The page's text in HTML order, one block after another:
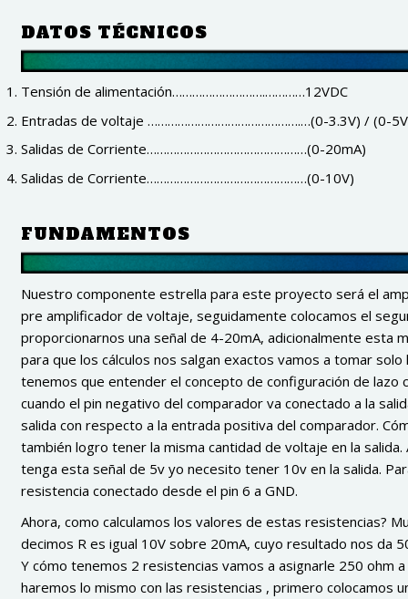
DATOS TÉCNICOS
Tensión de alimentación……………………….…………12VDC
Entradas de voltaje ……………………………………….…(0-3.3V) / (0-
Salidas de Corriente…………………………………………(0-20mA)
Salidas de Corriente…………………………………………(0-10V)
FUNDAMENTOS
Nuestro componente estrella para este proyecto será el
pre amplificador de voltaje, seguidamente colocamos el
proporcionarnos una señal de 4-20mA, adicionalmente esta
para que los cálculos nos salgan exactos vamos a tomar
tenemos que entender el concepto de configuración de
cuando el pin negativo del comparador va conectado a la
salida con respecto a la entrada positiva del comparador.
también logro tener la misma cantidad de voltaje en la
tenga esta señal de 5v yo necesito tener 10v en la salida.
resistencia conectado desde el pin 6 a GND.
Ahora, como calculamos los valores de estas resistencias?
decimos R es igual 10V sobre 20mA, cuyo resultado nos da
Y cómo tenemos 2 resistencias vamos a asignarle 250 ohm
haremos lo mismo con las resistencias , primero colocamos